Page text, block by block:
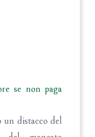
se non paga
un distacco del